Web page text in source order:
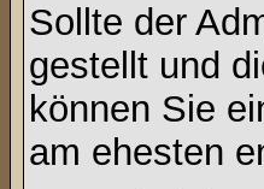
Sollte der
gestellt und
können Sie
am ehesten